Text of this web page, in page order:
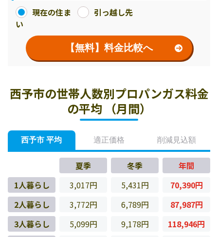
現在の住ま
い
引っ越し先
【無料】料金比較へ
西予市の世帯人数別プロパンガス料金
の平均 （月間）
西予市 平均 適正価格 削減見込額
夏季 冬季
年間
1人暮らし
3,017円 5,431円
70,390円
2人暮らし
3,772円 6,789円
87,987円
3人暮らし
5,099円 9,178円
118,946円